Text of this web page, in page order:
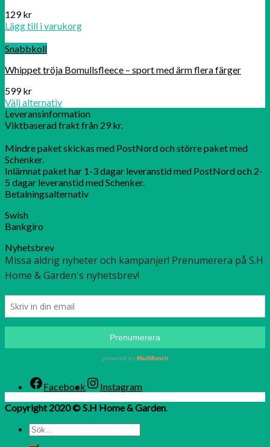
129kr
Lägg till i varukorg
Snabbkoll
Whippet tröja Bomullsfleece – sport med ärm flera färger
599kr
Välj alternativ
Leveransinformation
Viktbaserad frakt från 29 kr.
Mindre paket skickas med PostNord och större paket med
Schenker.
Inlämnat paket har 1-3 dagar leveranstid med PostNord och 2-
5 dagar leveranstid med Schenker.
Betalningsalternativ
Swish
Bankgiro
Nyhetsbrev
Facebook
Instagram
Copyright 2020 © S.H Home & Garden.